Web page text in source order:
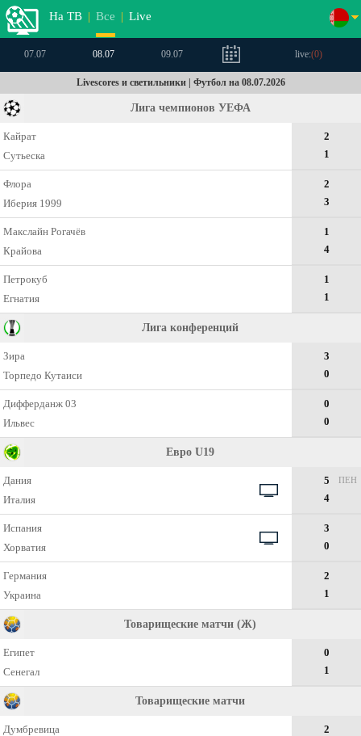
На ТВ | Все | Live
07.07 08.07 09.07 live:(0)
Livescores и светильники | Футбол на 08.07.2026
Лига чемпионов УЕФА
Кайрат
Сутьеска
2
1
Флора
Иберия 1999
2
3
Макслайн Рогачёв
Крайова
1
4
Петрокуб
Егнатия
1
1
Лига конференций
Зира
Торпедо Кутаиси
3
0
Дифферданж 03
Ильвес
0
0
Евро U19
Дания
Италия
5
4
ПЕН
Испания
Хорватия
3
0
Германия
Украина
2
1
Товарищеские матчи (Ж)
Египет
Сенегал
0
1
Товарищеские матчи
Думбревица
2